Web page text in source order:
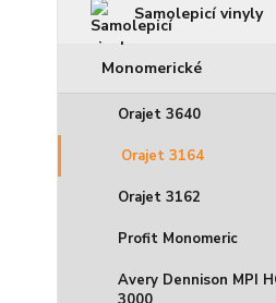
Samolepicí vinyly
Monomerické
Orajet 3640
Orajet 3164
Orajet 3162
Profit Monomeric
Avery Dennison MPI